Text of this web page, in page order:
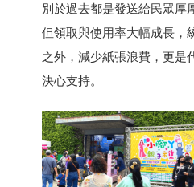
別於過去都是發送給民眾厚
但領取與使用率大幅成長，
之外，減少紙張浪費，更是
決心支持。